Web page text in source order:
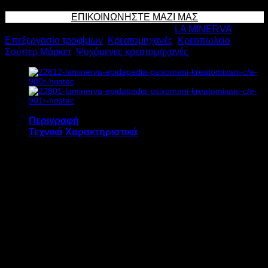
ΨΥΧΟΜΕΝΗ
C/E
902R
Υ127.5xΠ74xΒ94
cm
ποσότητα
ΕΠΙΚΟΙΝΩΝΗΣΤΕ ΜΑΖΙ ΜΑΣ
LA MINERVA
Επεξεργασία τροφίμων Κρεατομηχανές Κρεοπωλείο
Σούπερ Μάρκετ, Ψυχόμενες κρεατομηχανές
Περιγραφή
Τεχνικά Χαρακτηριστικά